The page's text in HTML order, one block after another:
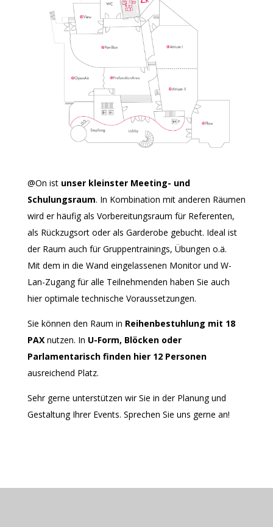
@On ist unser kleinster Meeting- und
Schulungsraum. In Kombination mit anderen Räumen
wird er häufig als Vorbereitungsraum für Referenten,
als Rückzugsort oder als Garderobe gebucht. Ideal ist
der Raum auch für Gruppentrainings, Übungen o.ä.
Mit dem in die Wand eingelassenen Monitor und W-
Lan-Zugang für alle Teilnehmenden haben Sie auch
hier optimale technische Voraussetzungen.
Sie können den Raum in Reihenbestuhlung mit 18
PAXnutzen. In U-Form, Blöcken oder
Parlamentarisch finden hier 12 Personen
ausreichend Platz.
Sehr gerne unterstützen wir Sie in der Planung und
Gestaltung Ihrer Events. Sprechen Sie uns gerne an!